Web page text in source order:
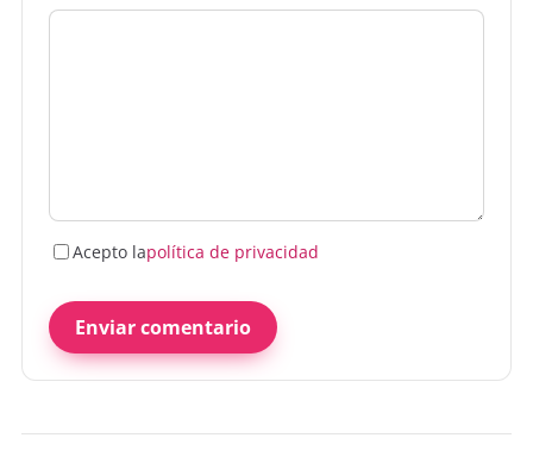
Acepto lapolítica de privacidad
Enviar comentario